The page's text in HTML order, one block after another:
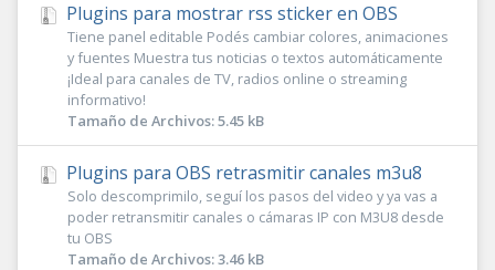
Plugins para mostrar rss sticker en OBS
Tiene panel editable Podés cambiar colores, animaciones
y fuentes Muestra tus noticias o textos automáticamente
¡Ideal para canales de TV, radios online o streaming
informativo!
Tamaño de Archivos: 5.45 kB
Plugins para OBS retrasmitir canales m3u8
Solo descomprimilo, seguí los pasos del video y ya vas a
poder retransmitir canales o cámaras IP con M3U8 desde
tu OBS
Tamaño de Archivos: 3.46 kB